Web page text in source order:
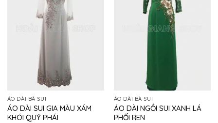
ÁO DÀI BÀ SUI
ÁO DÀI SUI GIA MÀU XÁM
KHÓI QUÝ PHÁI
ÁO DÀI BÀ SUI
ÁO DÀI NGỒI SUI XANH LÁ
PHỐI REN